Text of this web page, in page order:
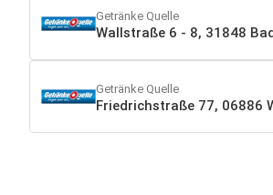
Getränke Quelle
Wallstraße 6 - 8, 31848
Getränke Quelle
Friedrichstraße 77, 06886